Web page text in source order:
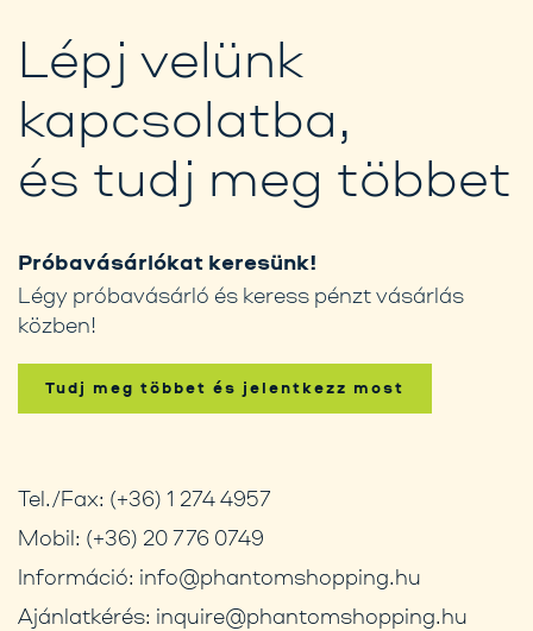
Lépj velünk
kapcsolatba,
és tudj meg többet
Próbavásárlókat keresünk!
Légy próbavásárló és keress pénzt vásárlás
közben!
Tudj meg többet és jelentkezz most
Tel./Fax: (+36) 1 274 4957
Mobil: (+36) 20 776 0749
Információ: info@phantomshopping.hu
Ajánlatkérés: inquire@phantomshopping.hu